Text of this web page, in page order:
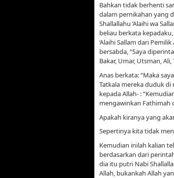
Bahkan tidak berhenti
dalam pernikahan yang
Shallallahu ‘Alaihi wa
beliau berkata
‘Alaihi Sallam dari
bersabda, “Saya
Bakar, Umar, Utsman,
Anas berkata: “Maka
Tatkala mereka duduk di
kepada Allah- :
mengawinkan Fathimah
Apakah kiranya yang
Sepertinya kita tidak
Kemudian inilah kalian
berdasarkan dari
dia itu putri Nabi
Allah, bukankah Allah